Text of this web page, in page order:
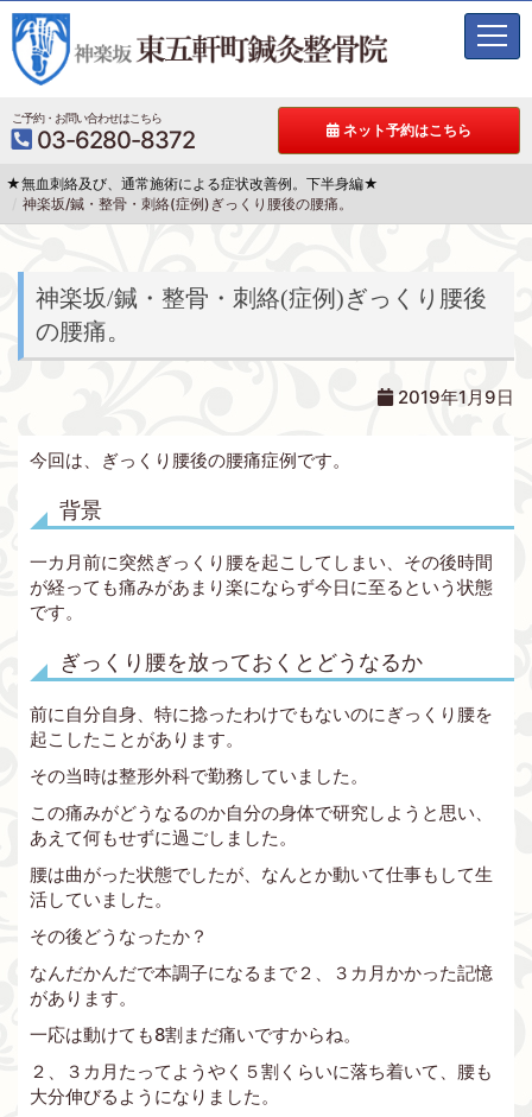
t
i
o
ご予約・お問い合わせはこちら
03-6280-8372 ネット予約はこちら
★無血刺絡及び、通常施術による症状改善例。下半身編★
神楽坂/鍼・整骨・刺絡(症例)ぎっくり腰後の腰痛。
神楽坂/鍼・整骨・刺絡(症例)ぎっくり腰後
の腰痛。
2019年1月9日
今回は、ぎっくり腰後の腰痛症例です。
背景
一カ月前に突然ぎっくり腰を起こしてしまい、その後時間
が経っても痛みがあまり楽にならず今日に至るという状態
です。
ぎっくり腰を放っておくとどうなるか
前に自分自身、特に捻ったわけでもないのにぎっくり腰を
起こしたことがあります。
その当時は整形外科で勤務していました。
この痛みがどうなるのか自分の身体で研究しようと思い、
あえて何もせずに過ごしました。
腰は曲がった状態でしたが、なんとか動いて仕事もして生
活していました。
その後どうなったか？
なんだかんだで本調子になるまで２、３カ月かかった記憶
があります。
一応は動けても8割まだ痛いですからね。
２、３カ月たってようやく５割くらいに落ち着いて、腰も
大分伸びるようになりました。